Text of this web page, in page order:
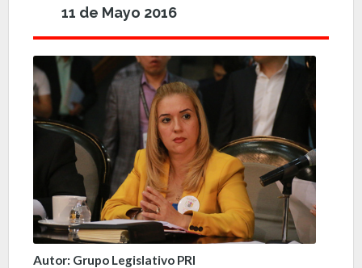
11 de Mayo 2016
Autor: Grupo Legislativo PRI